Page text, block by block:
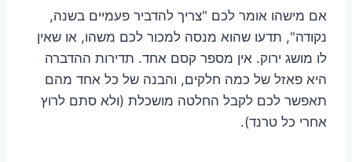
אם מישהו אומר לכם "צריך להדביר פעמיים בשנה,
נקודה", תדעו שהוא מנסה למכור לכם משהו, או שאין
לו מושג ירוק. אין מספר קסם אחד. תדירות ההדברה
היא פאזל של כמה חלקים, והבנה של כל אחד מהם
תאפשר לכם לקבל החלטה מושכלת (ולא סתם לרוץ
אחרי כל טרנד).